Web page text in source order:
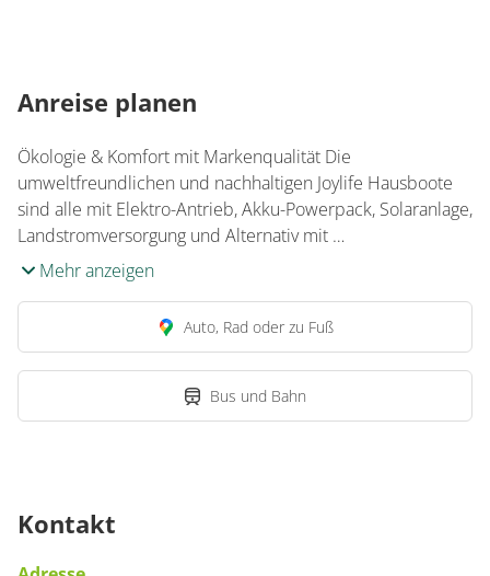
Anreise planen
Ökologie & Komfort mit Markenqualität Die
umweltfreundlichen und nachhaltigen Joylife Hausboote
sind alle mit Elektro-Antrieb, Akku-Powerpack, Solaranlage,
Landstromversorgung und Alter­nativ mit …
Mehr anzeigen
Auto, Rad oder zu Fuß
Bus und Bahn
Kontakt